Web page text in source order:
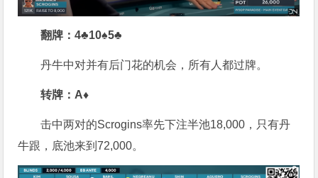
翻牌：4♣10♠5♣
丹牛中对并有后门花的机会，所有人都过牌。
转牌：A♦
击中两对的Scrogins率先下注半池18,000，只有丹
牛跟，底池来到72,000。